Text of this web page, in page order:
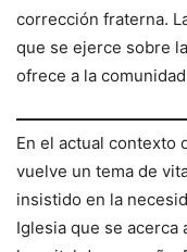
corrección fraterna.
que se ejerce sobre
ofrece a la
En el actual contexto
vuelve un tema de
insistido en la
Iglesia que se acerca